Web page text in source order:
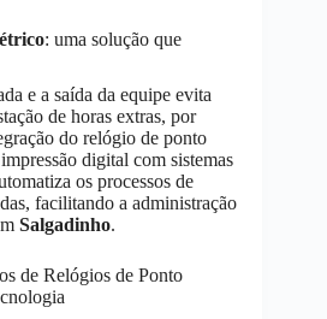
: uma solução que
e a saída da equipe evita
de horas extras, por
do relógio de ponto
digital com sistemas
os processos de
facilitando a administração
Salgadinho.
de Relógios de Ponto